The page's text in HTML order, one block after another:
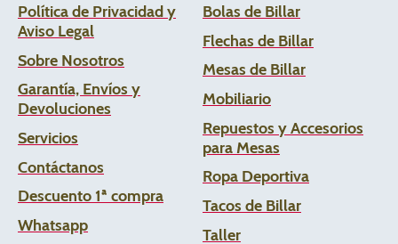
Política de Privacidad y
Aviso Legal
Sobre Nosotros
Garantía, Envíos y
Devoluciones
Servicios
Contáctanos
Descuento 1ª compra
Whatsapp
Bolas de Billar
Flechas de Billar
Mesas de Billar
Mobiliario
Repuestos y Accesorios
para Mesas
Ropa Deportiva
Tacos de Billar
Taller